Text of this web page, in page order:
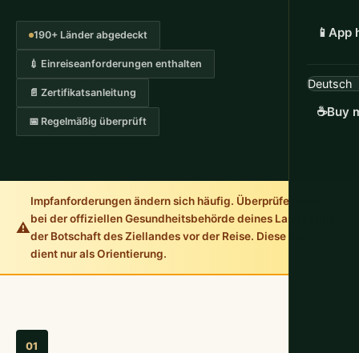
📱 App
☕Buy
190+ Länder abgedeckt
💉 Einreiseanforderungen enthalten
📄 Zertifikatsanleitung
📅 Regelmäßig überprüft
⚠️
Impfanforderungen ändern sich häufig. Überprüfe immer
bei der offiziellen Gesundheitsbehörde deines Landes und
der Botschaft des Ziellandes vor der Reise. Diese Seite
dient nur als Orientierung.
01